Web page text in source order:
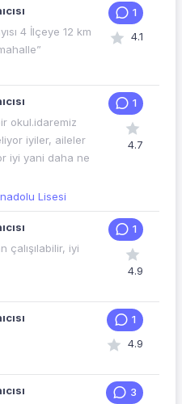
4 İlçeye 12 km
1
4.1
okul.idaremiz
iyiler, aileler
iyi yani daha ne
Lisesi
1
4.7
çalışılabilir, iyi
1
4.9
1
4.9
3